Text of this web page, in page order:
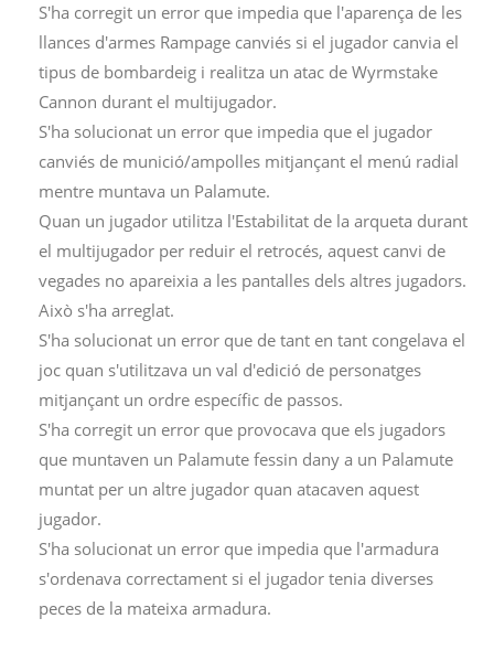
S'ha corregit un error que impedia que l'aparença de les
llances d'armes Rampage canviés si el jugador canvia el
tipus de bombardeig i realitza un atac de Wyrmstake
Cannon durant el multijugador.
S'ha solucionat un error que impedia que el jugador
canviés de munició/ampolles mitjançant el menú radial
mentre muntava un Palamute.
Quan un jugador utilitza l'Estabilitat de la arqueta durant
el multijugador per reduir el retrocés, aquest canvi de
vegades no apareixia a les pantalles dels altres jugadors.
Això s'ha arreglat.
S'ha solucionat un error que de tant en tant congelava el
joc quan s'utilitzava un val d'edició de personatges
mitjançant un ordre específic de passos.
S'ha corregit un error que provocava que els jugadors
que muntaven un Palamute fessin dany a un Palamute
muntat per un altre jugador quan atacaven aquest
jugador.
S'ha solucionat un error que impedia que l'armadura
s'ordenava correctament si el jugador tenia diverses
peces de la mateixa armadura.